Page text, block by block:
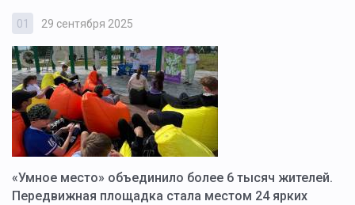
01 29 сентября 2025
«Умное место» объединило более 6 тысяч жителей.
Передвижная площадка стала местом 24 ярких